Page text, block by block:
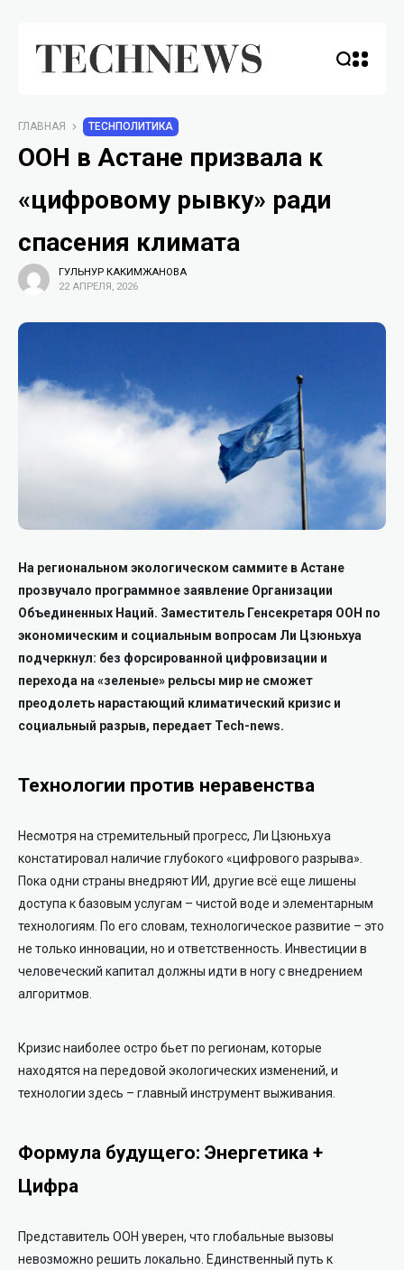
ГЛАВНАЯ TECHПОЛИТИКА
ООН в Астане призвала к
«цифровому рывку» ради
спасения климата
ГУЛЬНУР КАКИМЖАНОВА
22 АПРЕЛЯ, 2026
На региональном экологическом саммите в Астане
прозвучало программное заявление Организации
Объединенных Наций. Заместитель Генсекретаря ООН по
экономическим и социальным вопросам Ли Цзюньхуа
подчеркнул: без форсированной цифровизации и
перехода на «зеленые» рельсы мир не сможет
преодолеть нарастающий климатический кризис и
социальный разрыв, передает Tech-news.
Технологии против неравенства
Несмотря на стремительный прогресс, Ли Цзюньхуа
констатировал наличие глубокого «цифрового разрыва».
Пока одни страны внедряют ИИ, другие всё еще лишены
доступа к базовым услугам – чистой воде и элементарным
технологиям. По его словам, технологическое развитие – это
не только инновации, но и ответственность. Инвестиции в
человеческий капитал должны идти в ногу с внедрением
алгоритмов.
Кризис наиболее остро бьет по регионам, которые
находятся на передовой экологических изменений, и
технологии здесь – главный инструмент выживания.
Формула будущего: Энергетика +
Цифра
Представитель ООН уверен, что глобальные вызовы
невозможно решить локально. Единственный путь к